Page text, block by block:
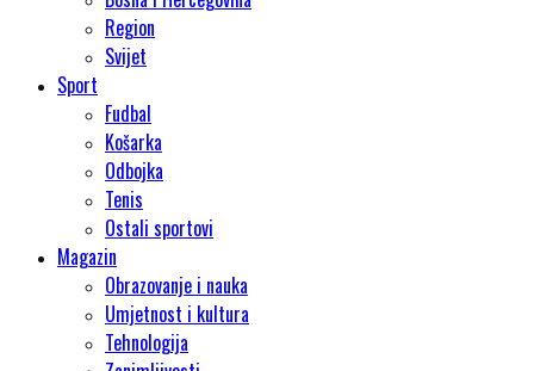
Region
Svijet
Sport
Fudbal
Košarka
Odbojka
Tenis
Ostali sportovi
Magazin
Obrazovanje i nauka
Umjetnost i kultura
Tehnologija